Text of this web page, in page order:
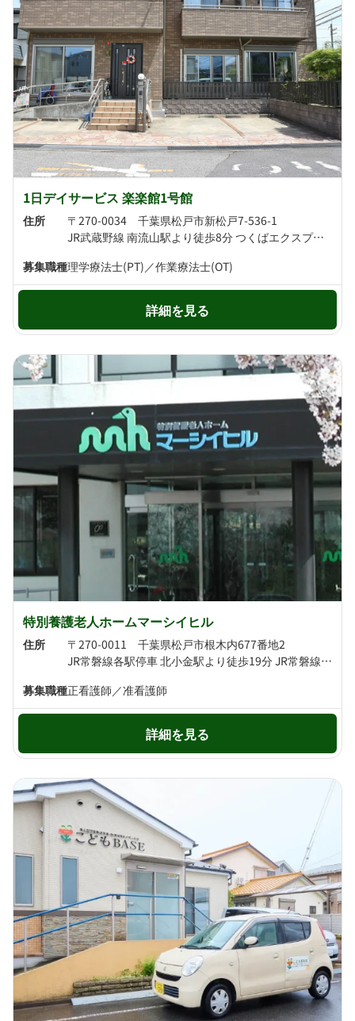
1日デイサービス 楽楽館1号館
住所
〒270-0034 千葉県松戸市新松戸7-536-1
JR武蔵野線 南流山駅より徒歩8分 つくばエクスプレス線 南流山駅より徒歩9分
募集職種理学療法士(PT)／作業療法士(OT)
詳細を見る
特別養護老人ホームマーシイヒル
住所
〒270-0011 千葉県松戸市根木内677番地2
JR常磐線各駅停車 北小金駅より徒歩19分 JR常磐線各駅停車 南柏駅より徒歩22分
募集職種正看護師／准看護師
詳細を見る